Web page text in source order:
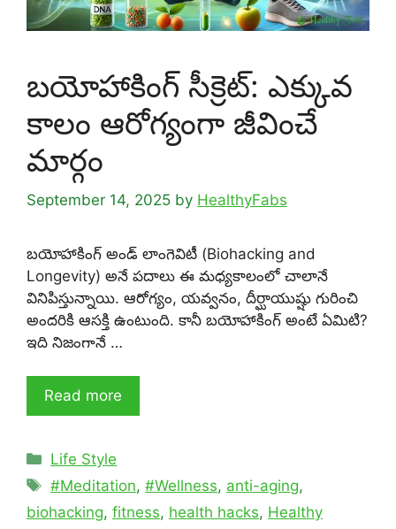
బయోహాకింగ్ సీక్రెట్: ఎక్కువ
కాలం ఆరోగ్యంగా జీవించే
మార్గం
September 14, 2025 by HealthyFabs
బయోహాకింగ్ అండ్ లాంగెవిటీ (Biohacking and
Longevity) అనే పదాలు ఈ మధ్యకాలంలో చాలానే
వినిపిస్తున్నాయి. ఆరోగ్యం, యవ్వనం, దీర్ఘాయుష్షు గురించి
అందరికి ఆసక్తి ఉంటుంది. కానీ బయోహాకింగ్ అంటే ఏమిటి?
ఇది నిజంగానే …
Read more
Categories
Life Style
Tags
#Meditation,#Wellness, anti-aging,
biohacking, fitness, health hacks, Healthy